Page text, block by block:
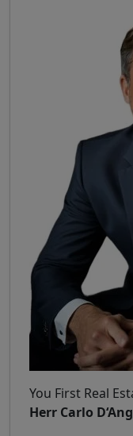
You First Real
Herr Carlo